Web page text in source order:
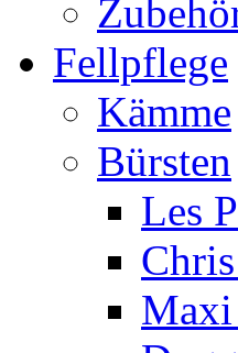
Fellpflege
Kämme
Bürsten
Les